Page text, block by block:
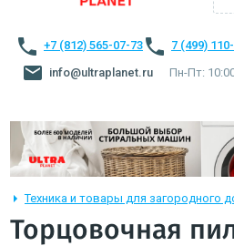
+7 (812) 565-07-73
7 (499)
info@ultraplanet.ru
Пн-Пт:
Техника и товары для загородного
Торцовочная